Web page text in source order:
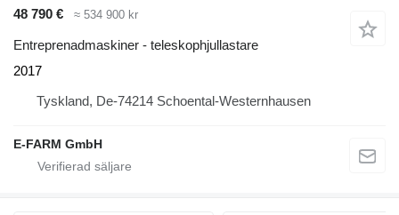
48 790 €
≈ 534 900 kr
Entreprenadmaskiner - teleskophjullastare
2017
Tyskland, De-74214 Schoental-Westernhausen
E-FARM GmbH